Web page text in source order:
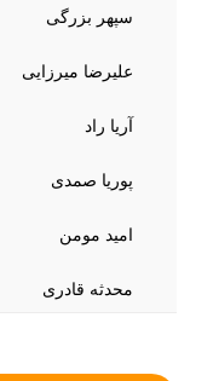
سپهر بزرگی
علیرضا میرزایی
آریا راد
پوریا صمدی
امید مومن
محدثه قادری